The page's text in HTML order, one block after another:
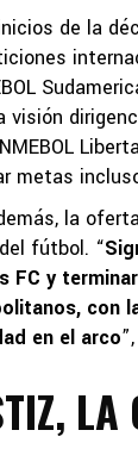
de la
visión
metas
la
fútbol. “
FC y
con
en el arco
LA